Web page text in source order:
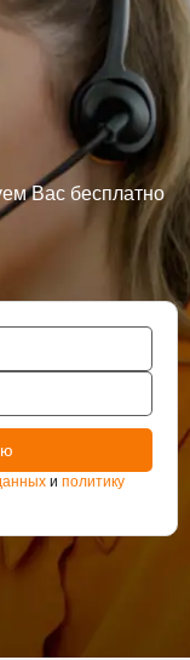
Вас бесплатно
и политику